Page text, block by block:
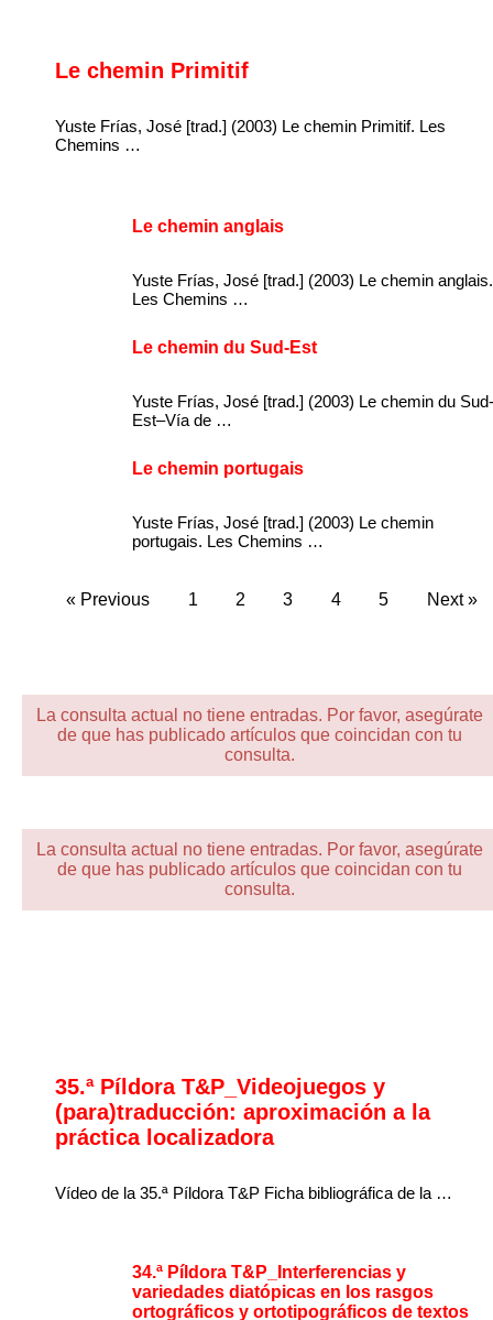
Le chemin Primitif
Yuste Frías, José [trad.] (2003) Le chemin Primitif. Les
Chemins …
Le chemin anglais
Yuste Frías, José [trad.] (2003) Le chemin anglais.
Les Chemins …
Le chemin du Sud-Est
Yuste Frías, José [trad.] (2003) Le chemin du Sud-
Est–Vía de …
Le chemin portugais
Yuste Frías, José [trad.] (2003) Le chemin
portugais. Les Chemins …
« Previous 1 2 3 4 5 Next »
La consulta actual no tiene entradas. Por favor, asegúrate
de que has publicado artículos que coincidan con tu
consulta.
La consulta actual no tiene entradas. Por favor, asegúrate
de que has publicado artículos que coincidan con tu
consulta.
35.ª Píldora T&P_Videojuegos y
(para)traducción: aproximación a la
práctica localizadora
Vídeo de la 35.ª Píldora T&P Ficha bibliográfica de la …
34.ª Píldora T&P_Interferencias y
variedades diatópicas en los rasgos
ortográficos y ortotipográficos de textos